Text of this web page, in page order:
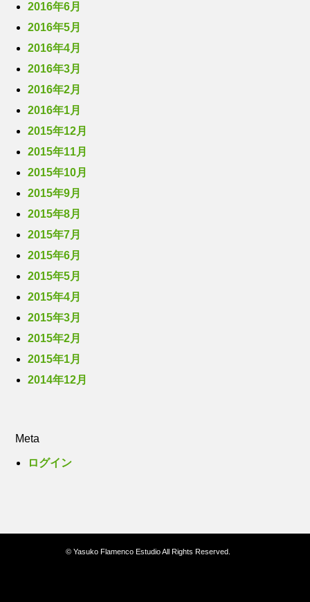
2016年6月
2016年5月
2016年4月
2016年3月
2016年2月
2016年1月
2015年12月
2015年11月
2015年10月
2015年9月
2015年8月
2015年7月
2015年6月
2015年5月
2015年4月
2015年3月
2015年2月
2015年1月
2014年12月
Meta
ログイン
© Yasuko Flamenco Estudio All Rights Reserved.